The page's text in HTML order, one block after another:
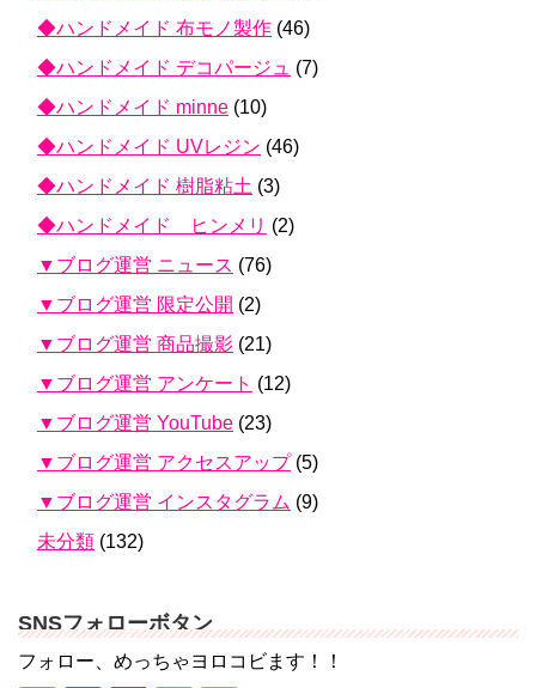
◆ハンドメイド 布モノ製作 (46)
◆ハンドメイド デコパージュ (7)
◆ハンドメイド minne (10)
◆ハンドメイド UVレジン (46)
◆ハンドメイド 樹脂粘土 (3)
◆ハンドメイド ヒンメリ (2)
▼ブログ運営 ニュース (76)
▼ブログ運営 限定公開 (2)
▼ブログ運営 商品撮影 (21)
▼ブログ運営 アンケート (12)
▼ブログ運営 YouTube (23)
▼ブログ運営 アクセスアップ(5)
▼ブログ運営 インスタグラム (9)
未分類 (132)
SNSフォローボタン
フォロー、めっちゃヨロコビます！！